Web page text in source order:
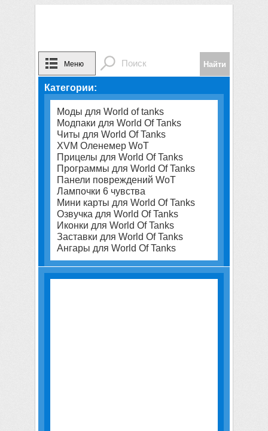
Меню
Категории:
Моды для World of tanks
Модпаки для World Of Tanks
Читы для World Of Tanks
XVM Оленемер WoT
Прицелы для World Of Tanks
Программы для World Of Tanks
Панели повреждений WoT
Лампочки 6 чувства
Мини карты для World Of Tanks
Озвучка для World Of Tanks
Иконки для World Of Tanks
Заставки для World Of Tanks
Ангары для World Of Tanks